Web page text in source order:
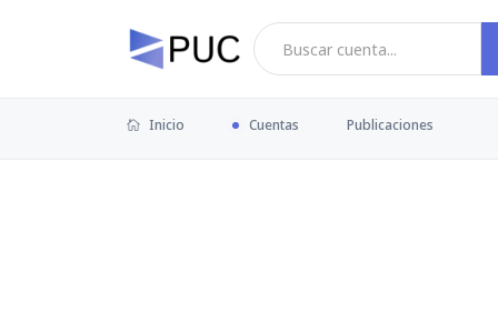
Inicio Cuentas Publicaciones